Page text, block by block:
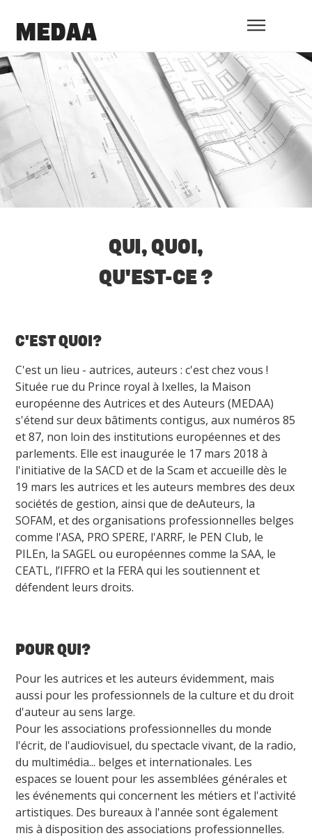
MEDAA
QUI, QUOI,
QU'EST-CE ?
C'EST QUOI?
C'est un lieu - autrices, auteurs : c'est chez vous !
Située rue du Prince royal à Ixelles, la Maison
européenne des Autrices et des Auteurs (MEDAA)
s'étend sur deux bâtiments contigus, aux numéros 85
et 87, non loin des institutions européennes et des
parlements. Elle est inaugurée le 17 mars 2018 à
l'initiative de la SACD et de la Scam et accueille dès le
19 mars les autrices et les auteurs membres des deux
sociétés de gestion, ainsi que de deAuteurs, la
SOFAM, et des organisations professionnelles belges
comme l'ASA, PRO SPERE, l'ARRF, le PEN Club, le
PILEn, la SAGEL ou européennes comme la SAA, le
CEATL, l’IFFRO et la FERA qui les soutiennent et
défendent leurs droits.
POUR QUI?
Pour les autrices et les auteurs évidemment, mais
aussi pour les professionnels de la culture et du droit
d'auteur au sens large.
Pour les associations professionnelles du monde
l'écrit, de l'audiovisuel, du spectacle vivant, de la radio,
du multimédia... belges et internationales. Les
espaces se louent pour les assemblées générales et
les événements qui concernent les métiers et l'activité
artistiques. Des bureaux à l'année sont également
mis à disposition des associations professionnelles.